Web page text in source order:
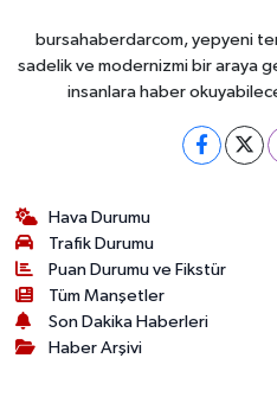
bursahaberdarcom, yepyeni
sadelik ve modernizmi bir araya
insanlara haber
Hava Durumu
Trafik Durumu
Puan Durumu ve Fikstür
Tüm Manşetler
Son Dakika Haberleri
Haber Arşivi